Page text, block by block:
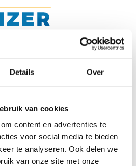
Details Over
van cookies
content en advertenties te
voor social media te bieden
te analyseren. Ook delen we
van onze site met onze
we voor u kunnen